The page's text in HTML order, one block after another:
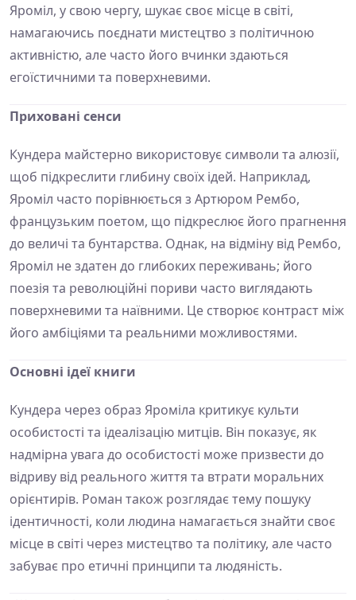
Яроміл, у свою чергу, шукає своє місце в світі,
намагаючись поєднати мистецтво з політичною
активністю, але часто його вчинки здаються
егоїстичними та поверхневими.
Приховані сенси
Кундера майстерно використовує символи та алюзії,
щоб підкреслити глибину своїх ідей. Наприклад,
Яроміл часто порівнюється з Артюром Рембо,
французьким поетом, що підкреслює його прагнення
до величі та бунтарства. Однак, на відміну від Рембо,
Яроміл не здатен до глибоких переживань; його
поезія та революційні пориви часто виглядають
поверхневими та наївними. Це створює контраст між
його амбіціями та реальними можливостями.
Основні ідеї книги
Кундера через образ Яроміла критикує культи
особистості та ідеалізацію митців. Він показує, як
надмірна увага до особистості може призвести до
відриву від реального життя та втрати моральних
орієнтирів. Роман також розглядає тему пошуку
ідентичності, коли людина намагається знайти своє
місце в світі через мистецтво та політику, але часто
забуває про етичні принципи та людяність.